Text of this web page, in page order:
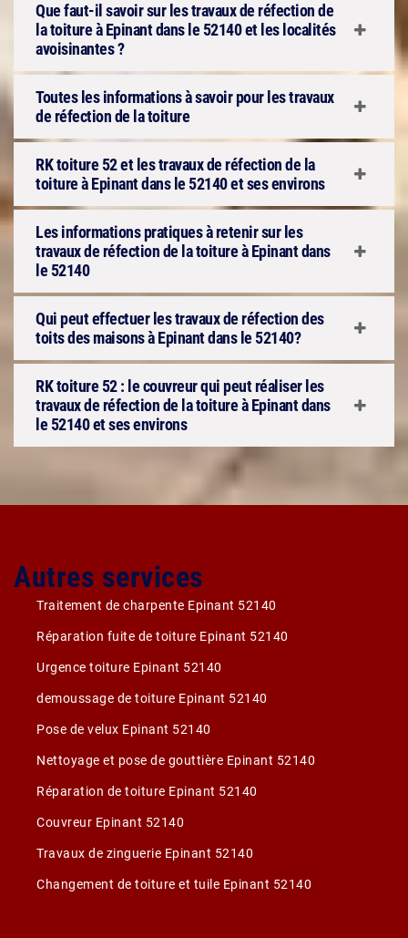
Que faut-il savoir sur les travaux de réfection de
la toiture à Epinant dans le 52140 et les localités
avoisinantes ?
Toutes les informations à savoir pour les travaux
de réfection de la toiture
RK toiture 52 et les travaux de réfection de la
toiture à Epinant dans le 52140 et ses environs
Les informations pratiques à retenir sur les
travaux de réfection de la toiture à Epinant dans
le 52140
Qui peut effectuer les travaux de réfection des
toits des maisons à Epinant dans le 52140?
RK toiture 52 : le couvreur qui peut réaliser les
travaux de réfection de la toiture à Epinant dans
le 52140 et ses environs
Autres services
Traitement de charpente Epinant 52140
Réparation fuite de toiture Epinant 52140
Urgence toiture Epinant 52140
demoussage de toiture Epinant 52140
Pose de velux Epinant 52140
Nettoyage et pose de gouttière Epinant 52140
Réparation de toiture Epinant 52140
Couvreur Epinant 52140
Travaux de zinguerie Epinant 52140
Changement de toiture et tuile Epinant 52140